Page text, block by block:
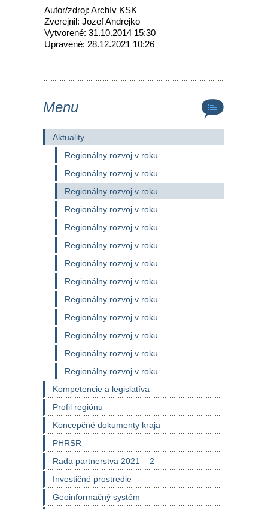
Autor/zdroj: Archív KSK
Zverejnil: Jozef Andrejko
Vytvorené: 31.10.2014 15:30
Upravené: 28.12.2021 10:26
Menu
Aktuality
Regionálny rozvoj v roku
Regionálny rozvoj v roku
Regionálny rozvoj v roku
Regionálny rozvoj v roku
Regionálny rozvoj v roku
Regionálny rozvoj v roku
Regionálny rozvoj v roku
Regionálny rozvoj v roku
Regionálny rozvoj v roku
Regionálny rozvoj v roku
Regionálny rozvoj v roku
Regionálny rozvoj v roku
Regionálny rozvoj v roku
Kompetencie a legislatíva
Profil regiónu
Koncepčné dokumenty kraja
PHRSR
Rada partnerstva 2021 – 2
Investičné prostredie
Geoinformačný systém